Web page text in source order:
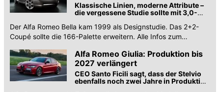
Klassische Linien, moderne Attribute –
die vergessene Studie sollte mit 3,0-
Der Alfa Romeo Bella kam 1999 als Designstudie. Das 2+2-
Coupé sollte die 166-Palette erweitern. Alle Infos zum
Alfa Romeo Giulia: Produktion bis
2027 verlängert
CEO Santo Ficili sagt, dass der Stelvio
ebenfalls noch zwei Jahre in Produktion